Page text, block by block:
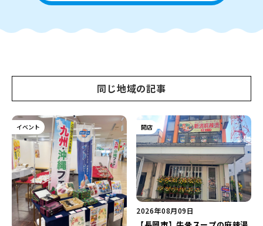
同じ地域の記事
イベント 開店
2026年08月09日